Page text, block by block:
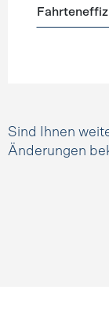
Sind Ihnen
Änderungen